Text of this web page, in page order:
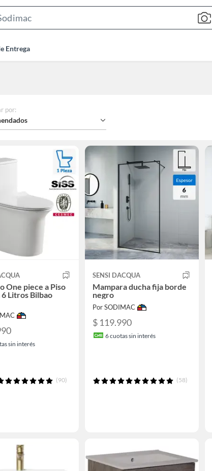
Bar
Entrega
por:
One piece a Piso
6 Litros Bilbao
sin interés
(90)
SENSI DACQUA
Mampara ducha fija borde
negro
Por SODIMAC
$ 119.990
6cuotas sin interés
(58)